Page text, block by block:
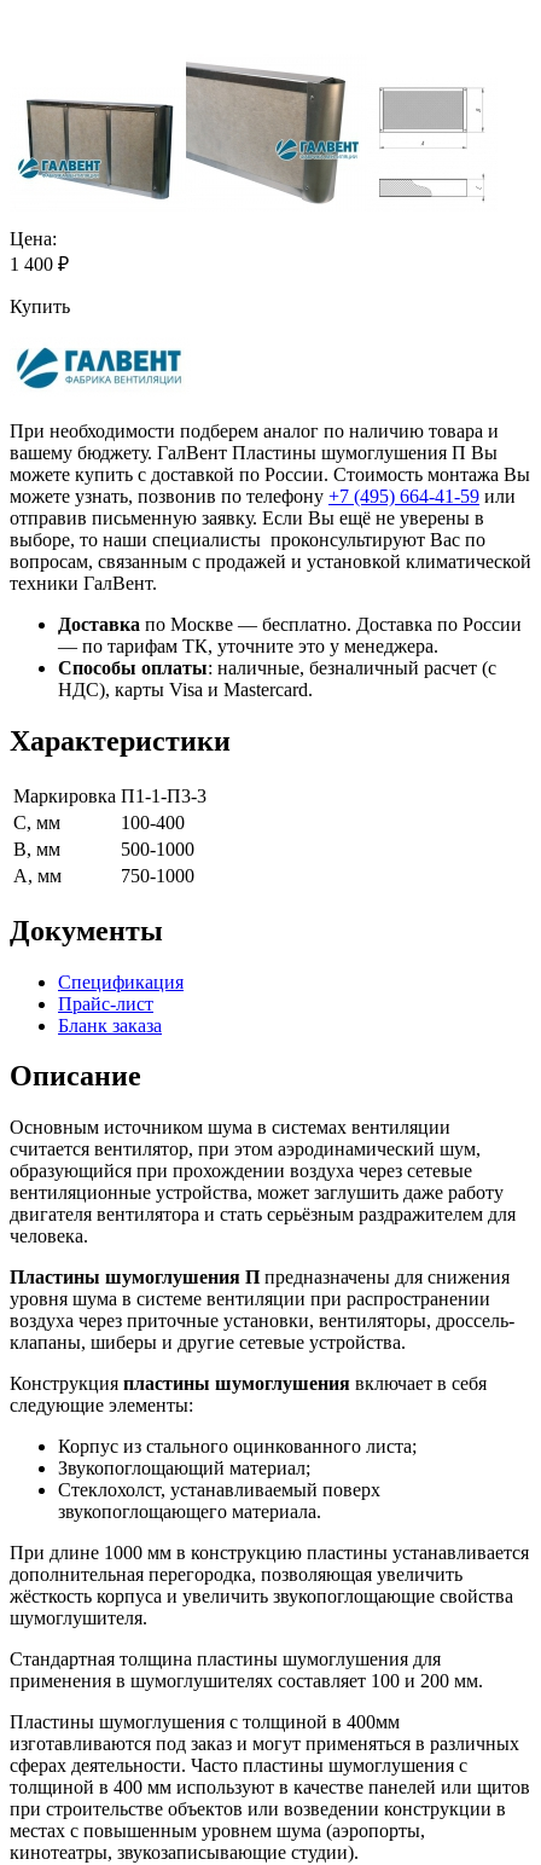
Цена:
1 400 ₽
Купить
При необходимости подберем аналог по наличию товара и
вашему бюджету. ГалВент Пластины шумоглушения П Вы
можете купить с доставкой по России. Стоимость монтажа Вы
можете узнать, позвонив по телефону +7 (495) 664-41-59 или
отправив письменную заявку. Если Вы ещё не уверены в
выборе, то наши специалисты проконсультируют Вас по
вопросам, связанным с продажей и установкой климатической
техники ГалВент.
Доставка по Москве — бесплатно. Доставка по России
— по тарифам ТК, уточните это у менеджера.
Способы оплаты: наличные, безналичный расчет (с
НДС), карты Visa и Mastercard.
Характеристики
Маркировка П1-1-П3-3
C, мм
100-400
B, мм
500-1000
A, мм
750-1000
Документы
Спецификация
Прайс-лист
Бланк заказа
Описание
Основным источником шума в системах вентиляции
считается вентилятор, при этом аэродинамический шум,
образующийся при прохождении воздуха через сетевые
вентиляционные устройства, может заглушить даже работу
двигателя вентилятора и стать серьёзным раздражителем для
человека.
Пластины шумоглушения П предназначены для снижения
уровня шума в системе вентиляции при распространении
воздуха через приточные установки, вентиляторы, дроссель-
клапаны, шиберы и другие сетевые устройства.
Конструкция пластины шумоглушения включает в себя
следующие элементы:
Корпус из стального оцинкованного листа;
Звукопоглощающий материал;
Стеклохолст, устанавливаемый поверх
звукопоглощающего материала.
При длине 1000 мм в конструкцию пластины устанавливается
дополнительная перегородка, позволяющая увеличить
жёсткость корпуса и увеличить звукопоглощающие свойства
шумоглушителя.
Стандартная толщина пластины шумоглушения для
применения в шумоглушителях составляет 100 и 200 мм.
Пластины шумоглушения с толщиной в 400мм
изготавливаются под заказ и могут применяться в различных
сферах деятельности. Часто пластины шумоглушения с
толщиной в 400 мм используют в качестве панелей или щитов
при строительстве объектов или возведении конструкции в
местах с повышенным уровнем шума (аэропорты,
кинотеатры, звукозаписывающие студии).